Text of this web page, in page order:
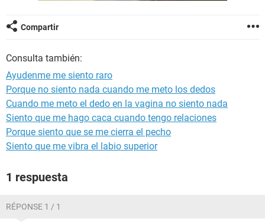
Compartir
Consulta también:
Ayudenme me siento raro
Porque no siento nada cuando me meto los dedos
Cuando me meto el dedo en la vagina no siento nada
Siento que me hago caca cuando tengo relaciones
Porque siento que se me cierra el pecho
Siento que me vibra el labio superior
1 respuesta
RÉPONSE 1 / 1